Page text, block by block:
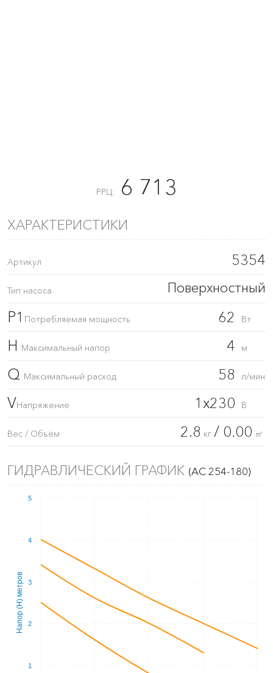
РРЦ: 6 713
ХАРАКТЕРИСТИКИ
Артикул 5354
Тип насоса Поверхностный
P1 Потребляемая мощность 62 Вт
H Максимальный напор 4 м
Q Максимальный расход 58 л/мин
VНапряжение 1x230 В
Вес / Объём 2.8 кг / 0.00 ㎥
ГИДРАВЛИЧЕСКИЙ ГРАФИК (AC 254-180)
Напор (Н) метров
1
2
3
4
5